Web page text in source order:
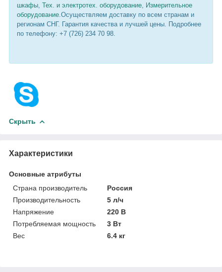
шкафы Тех. и электротех. оборудование
Измерительное
оборудование .Осуществляем доставку по всем странам и
регионам СНГ. Гарантия качества и лучшей цены. Подробнее
по телефону: +7 (726) 234 70 98.
Скрыть
Характеристики
Основные атрибуты
Страна производитель
Россия
Производительность
5 л/ч
Напряжение
220 В
Потребляемая мощность
3 Вт
Вес
6.4 кг